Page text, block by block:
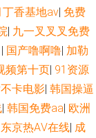
免费 av资源总站 日
月婷婷 欧美人妖视
草婷婷 午夜激情福
丁香基地av| 免费
| 九一叉叉叉免费
| 国产噜啊噜| 加勒
频第十页| 91资源
卡电影| 韩国操逼
| 韩国免费aa| 欧洲
东京热AⅤ在线| 成